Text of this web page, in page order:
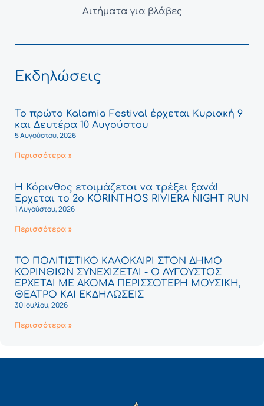
Αιτήματα για βλάβες
Εκδηλώσεις
Το πρώτο Kalamia Festival έρχεται Κυριακή 9
και Δευτέρα 10 Αυγούστου
5 Αυγούστου, 2026
Περισσότερα »
Η Κόρινθος ετοιμάζεται να τρέξει ξανά!
Έρχεται το 2ο KORINTHOS RIVIERA NIGHT RUN
1 Αυγούστου, 2026
Περισσότερα »
ΤΟ ΠΟΛΙΤΙΣΤΙΚΟ ΚΑΛΟΚΑΙΡΙ ΣΤΟΝ ΔΗΜΟ
ΚΟΡΙΝΘΙΩΝ ΣΥΝΕΧΙΖΕΤΑΙ - Ο ΑΥΓΟΥΣΤΟΣ
ΕΡΧΕΤΑΙ ΜΕ ΑΚΟΜΑ ΠΕΡΙΣΣΟΤΕΡΗ ΜΟΥΣΙΚΗ,
ΘΕΑΤΡΟ ΚΑΙ ΕΚΔΗΛΩΣΕΙΣ
30 Ιουλίου, 2026
Περισσότερα »